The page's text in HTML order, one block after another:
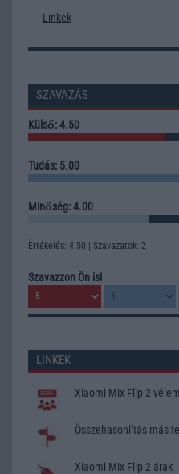
Linkek
SZAVAZÁS
Külső: 4.50
Tudás: 5.00
Minőség: 4.00
Értékelés: 4.50 | Szavazatok: 2
Szavazzon Ön is!
LINKEK
Xiaomi Mix Flip 2
Összehasonlítás más
Xiaomi Mix Flip 2 árak